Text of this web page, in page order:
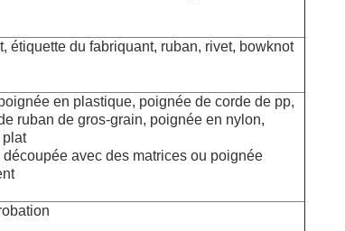
étiquette du fabriquant, ruban, rivet, bowknot
en plastique, poignée de corde de pp,
ruban de gros-grain, poignée en nylon,
plat
avec des matrices ou poignée